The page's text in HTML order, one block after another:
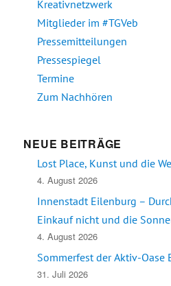
Kreativnetzwerk
Mitglieder im #TGVeb
Pressemitteilungen
Pressespiegel
Termine
Zum Nachhören
NEUE BEITRÄGE
Lost Place, Kunst und die
4. August 2026
Innenstadt Eilenburg –
Einkauf nicht und die
4. August 2026
Sommerfest der Aktiv-Oase
31. Juli 2026